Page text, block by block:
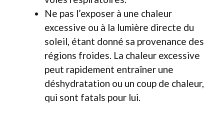
Ne pas l’exposer à une chaleur
excessive ou à la lumière directe du
soleil, étant donné sa provenance des
régions froides. La chaleur excessive
peut rapidement entraîner une
déshydratation ou un coup de chaleur,
qui sont fatals pour lui.